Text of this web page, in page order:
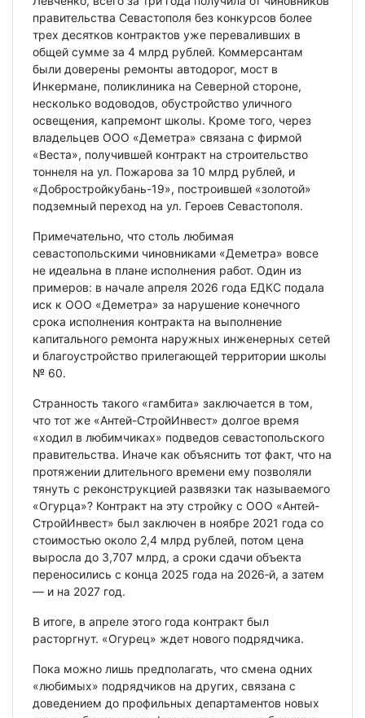
правительства Севастополя без конкурсов более
трех десятков контрактов уже переваливших в
общей сумме за 4 млрд рублей. Коммерсантам
были доверены ремонты автодорог, мост в
Инкермане, поликлиника на Северной стороне,
несколько водоводов, обустройство уличного
освещения, капремонт школы. Кроме того, через
владельцев ООО «Деметра» связана с фирмой
«Веста», получившей контракт на строительство
тоннеля на ул. Пожарова за 10 млрд рублей, и
«Добростройкубань-19», построившей «золотой»
подземный переход на ул. Героев Севастополя.
Примечательно, что столь любимая
севастопольскими чиновниками «Деметра» вовсе
не идеальна в плане исполнения работ. Один из
примеров: в начале апреля 2026 года ЕДКС подала
иск к ООО «Деметра» за нарушение конечного
срока исполнения контракта на выполнение
капитального ремонта наружных инженерных сетей
и благоустройство прилегающей территории школы
№ 60.
Странность такого «гамбита» заключается в том,
что тот же «Антей-СтройИнвест» долгое время
«ходил в любимчиках» подведов севастопольского
правительства. Иначе как объяснить тот факт, что на
протяжении длительного времени ему позволяли
тянуть с реконструкцией развязки так называемого
«Огурца»? Контракт на эту стройку с ООО «Антей-
СтройИнвест» был заключен в ноябре 2021 года со
стоимостью около 2,4 млрд рублей, потом цена
выросла до 3,707 млрд, а сроки сдачи объекта
переносились с конца 2025 года на 2026‑й, а затем
— и на 2027 год.
В итоге, в апреле этого года контракт был
расторгнут. «Огурец» ждет нового подрядчика.
Пока можно лишь предполагать, что смена одних
«любимых» подрядчиков на других, связана с
доведением до профильных департаментов новых